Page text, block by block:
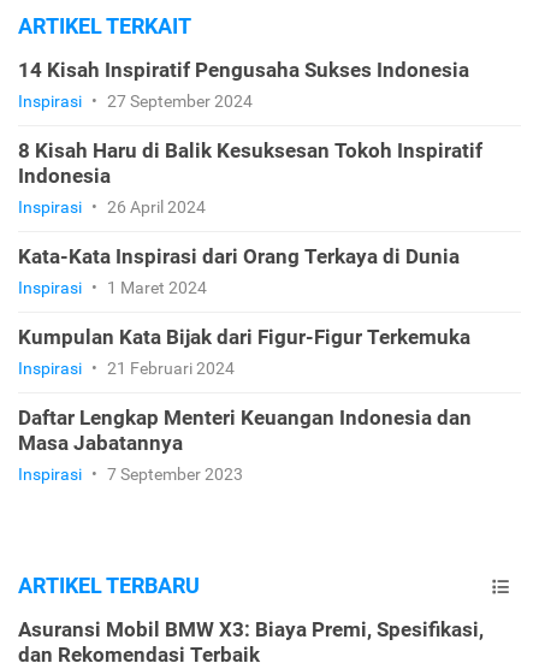
ARTIKEL TERKAIT
14 Kisah Inspiratif Pengusaha Sukses Indonesia
Inspirasi • 27 September 2024
8 Kisah Haru di Balik Kesuksesan Tokoh Inspiratif
Indonesia
Inspirasi • 26 April 2024
Kata-Kata Inspirasi dari Orang Terkaya di Dunia
Inspirasi • 1 Maret 2024
Kumpulan Kata Bijak dari Figur-Figur Terkemuka
Inspirasi • 21 Februari 2024
Daftar Lengkap Menteri Keuangan Indonesia dan
Masa Jabatannya
Inspirasi • 7 September 2023
ARTIKEL TERBARU
Asuransi Mobil BMW X3: Biaya Premi, Spesifikasi,
dan Rekomendasi Terbaik